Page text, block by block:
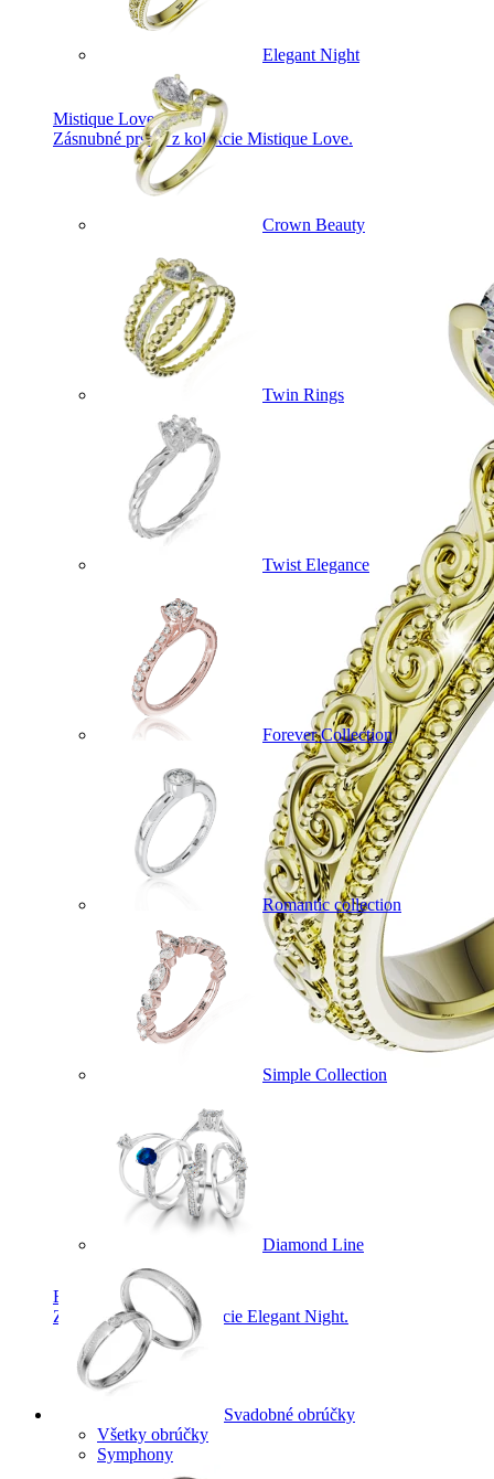
Mistique Love
Zásnubné prstne z kolekcie Mistique Love.
Elegant Night
Zásnubné prstne z kolekcie Elegant Night.
Elegant Night
Crown Beauty
Twin Rings
Twist Elegance
Forever Collection
Romantic collection
Simple Collection
Diamond Line
Svadobné obrúčky
Všetky obrúčky
Symphony